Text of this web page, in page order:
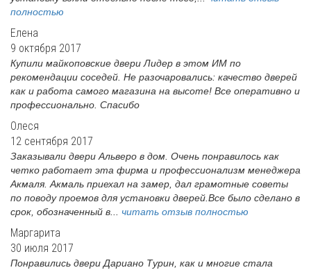
полностью
Елена
9 октября 2017
Купили майкоповские двери Лидер в этом ИМ по
рекомендации соседей. Не разочаровались: качество дверей
как и работа самого магазина на высоте! Все оперативно и
профессионально. Спасибо
Олеся
12 сентября 2017
Заказывали двери Альверо в дом. Очень понравилось как
четко работает эта фирма и профессионализм менеджера
Акмаля. Акмаль приехал на замер, дал грамотные советы
по поводу проемов для установки дверей.Все было сделано в
срок, обозначенный в... читать отзыв полностью
Маргарита
30 июля 2017
Понравились двери Дариано Турин, как и многие стала